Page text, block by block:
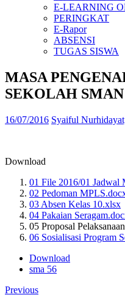
E-LEARNING
PERINGKAT
E-Rapor
ABSENSI
TUGAS SISWA
MASA
SEKOLAH SMAN
16/07/2016 Syaiful
Download
01 File 2016/01 Jadwal
02 Pedoman
03 Absen Kelas 10.xlsx
04 Pakaian
05 Proposal
06 Sosialisasi Program
Download
sma 56
Previous